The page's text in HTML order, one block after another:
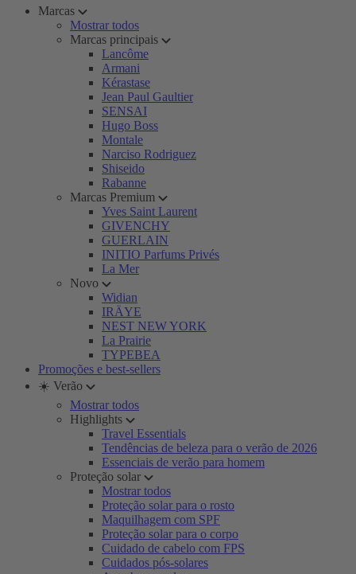
Marcas
Mostrar todos
Marcas principais
Lancôme
Armani
Kérastase
Jean Paul Gaultier
SENSAI
Hugo Boss
Montale
Narciso Rodriguez
Shiseido
Rabanne
Marcas Premium
Yves Saint Laurent
GIVENCHY
GUERLAIN
INITIO Parfums Privés
La Mer
Novo
Widian
IRÄYE
NEST NEW YORK
La Prairie
TYPEBEA
Promoções e best-sellers
☀️ Verão
Mostrar todos
Highlights
Travel Essentials
Tendências de beleza para o verão de 2026
Essenciais de verão para homem
Proteção solar
Mostrar todos
Proteção solar para o rosto
Maquilhagem com SPF
Proteção solar para o corpo
Cuidado de cabelo com FPS
Cuidados pós-solares